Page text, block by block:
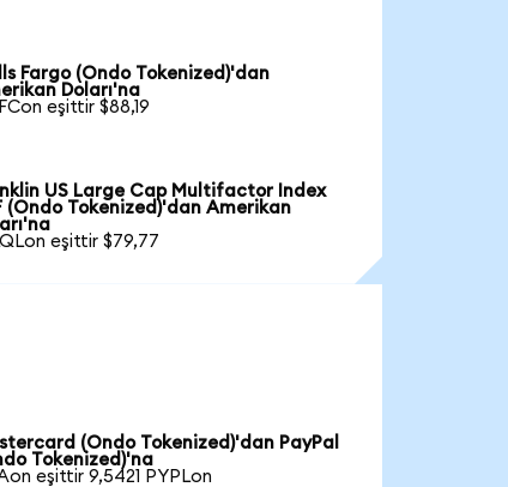
Fargo (Ondo Tokenized)'dan
Doları'na
eşittir $88,19
US Large Cap Multifactor Index
(Ondo Tokenized)'dan Amerikan
eşittir $79,77
(Ondo Tokenized)'dan PayPal
Tokenized)'na
eşittir 9,5421 PYPLon